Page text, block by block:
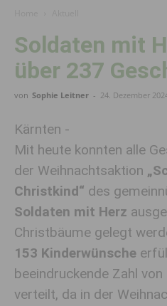
Soldaten mit
über 237
von Sophie Leitner - 24. Dezember
Kärnten -
Mit heute konnten alle
der Weihnachtsaktion
Christkind“ des
Soldaten mit Herz
Christbäume gelegt
153 Kinderwünsche
beeindruckende Zahl von
verteilt, da in der